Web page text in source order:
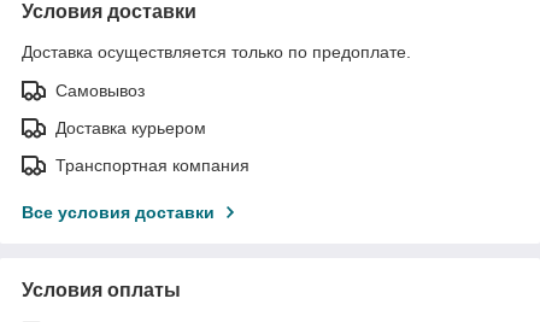
Условия доставки
Доставка осуществляется только по предоплате.
Самовывоз
Доставка курьером
Транспортная компания
Все условия доставки
Условия оплаты